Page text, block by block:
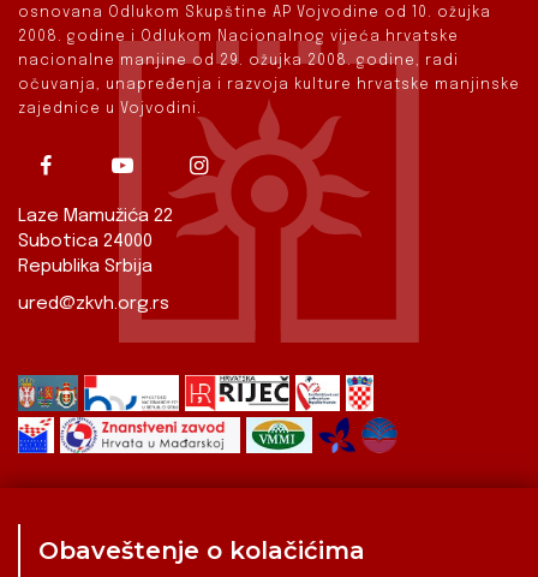
osnovana Odlukom Skupštine AP Vojvodine od 10. ožujka
2008. godine i Odlukom Nacionalnog vijeća hrvatske
nacionalne manjine od 29. ožujka 2008. godine, radi
očuvanja, unapređenja i razvoja kulture hrvatske manjinske
zajednice u Vojvodini.
Laze Mamužića 22
Subotica 24000
Republika Srbija
ured@zkvh.org.rs
Obaveštenje o kolačićima